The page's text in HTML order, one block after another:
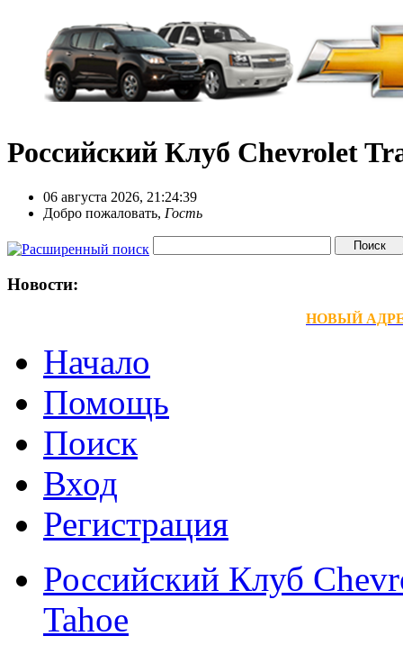
Российский Клуб Chevrolet
06 августа 2026, 21:24:39
Добро пожаловать, Гость
Новости:
НОВЫЙ АДРЕС
Начало
Помощь
Поиск
Вход
Регистрация
Российский Клуб
Tahoe